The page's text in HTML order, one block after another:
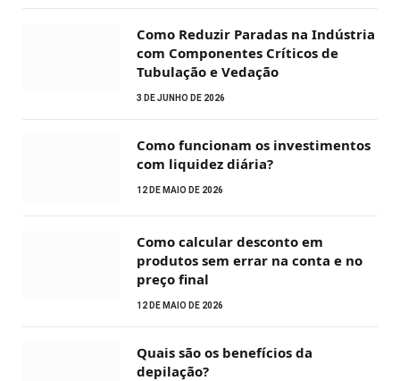
Como Reduzir Paradas na Indústria
com Componentes Críticos de
Tubulação e Vedação
3 DE JUNHO DE 2026
Como funcionam os investimentos
com liquidez diária?
12 DE MAIO DE 2026
Como calcular desconto em
produtos sem errar na conta e no
preço final
12 DE MAIO DE 2026
Quais são os benefícios da
depilação?